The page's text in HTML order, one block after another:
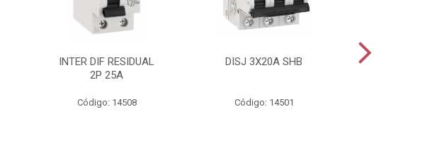
INTER DIF RESIDUAL
2P 25A
Código: 14508
DISJ 3X20A SHB
Código: 14501